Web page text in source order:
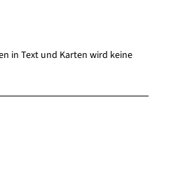
in Text und Karten wird keine